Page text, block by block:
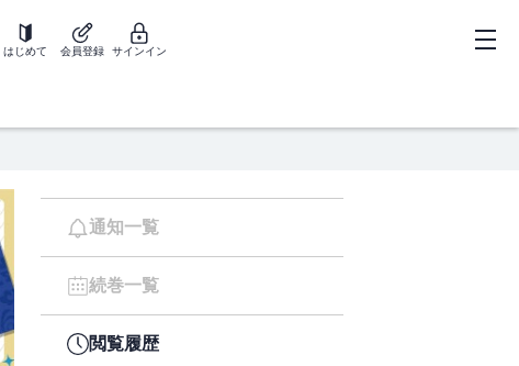
はじめて 会員登録 サインイン
通知一覧
続巻一覧
閲覧履歴